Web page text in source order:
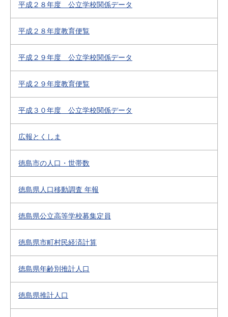
平成２８年度 公立学校関係データ
平成２８年度教育便覧
平成２９年度 公立学校関係データ
平成２９年度教育便覧
平成３０年度 公立学校関係データ
広報とくしま
徳島市の人口・世帯数
徳島県人口移動調査 年報
徳島県公立高等学校募集定員
徳島県市町村民経済計算
徳島県年齢別推計人口
徳島県推計人口